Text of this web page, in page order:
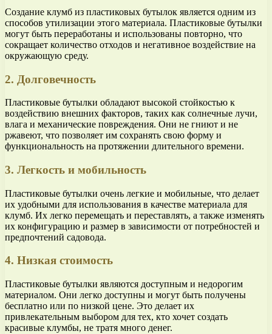
Создание клумб из пластиковых бутылок является одним из
способов утилизации этого материала. Пластиковые бутылки
могут быть переработаны и использованы повторно, что
сокращает количество отходов и негативное воздействие на
окружающую среду.
2. Долговечность
Пластиковые бутылки обладают высокой стойкостью к
воздействию внешних факторов, таких как солнечные лучи,
влага и механические повреждения. Они не гниют и не
ржавеют, что позволяет им сохранять свою форму и
функциональность на протяжении длительного времени.
3. Легкость и мобильность
Пластиковые бутылки очень легкие и мобильные, что делает
их удобными для использования в качестве материала для
клумб. Их легко перемещать и переставлять, а также изменять
их конфигурацию и размер в зависимости от потребностей и
предпочтений садовода.
4. Низкая стоимость
Пластиковые бутылки являются доступным и недорогим
материалом. Они легко доступны и могут быть получены
бесплатно или по низкой цене. Это делает их
привлекательным выбором для тех, кто хочет создать
красивые клумбы, не тратя много денег.